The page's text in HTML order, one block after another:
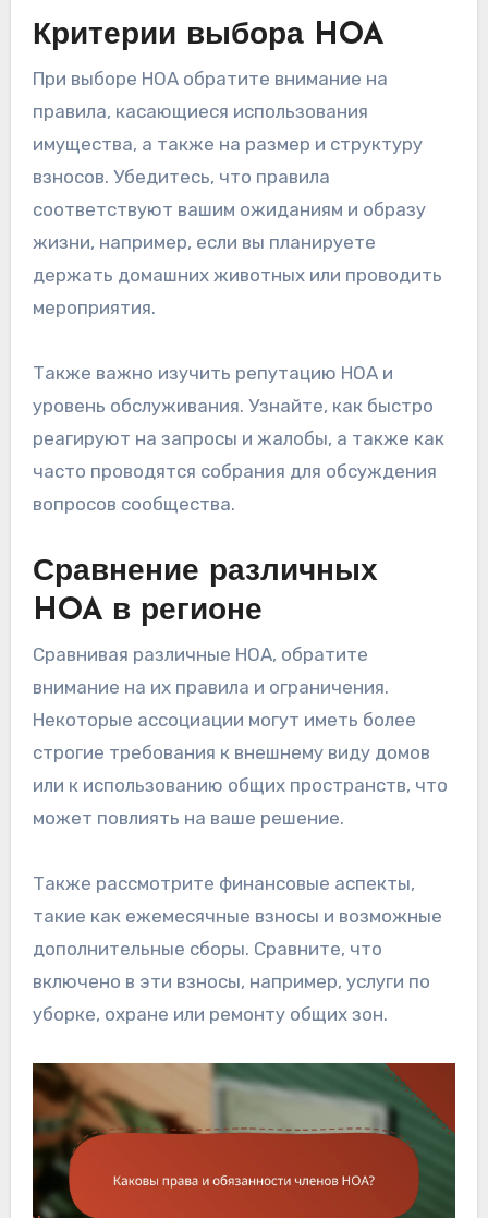
Критерии выбора HOA
При выборе HOA обратите внимание на
правила, касающиеся использования
имущества, а также на размер и структуру
взносов. Убедитесь, что правила
соответствуют вашим ожиданиям и образу
жизни, например, если вы планируете
держать домашних животных или проводить
мероприятия.
Также важно изучить репутацию HOA и
уровень обслуживания. Узнайте, как быстро
реагируют на запросы и жалобы, а также как
часто проводятся собрания для обсуждения
вопросов сообщества.
Сравнение различных
HOA в регионе
Сравнивая различные HOA, обратите
внимание на их правила и ограничения.
Некоторые ассоциации могут иметь более
строгие требования к внешнему виду домов
или к использованию общих пространств, что
может повлиять на ваше решение.
Также рассмотрите финансовые аспекты,
такие как ежемесячные взносы и возможные
дополнительные сборы. Сравните, что
включено в эти взносы, например, услуги по
уборке, охране или ремонту общих зон.